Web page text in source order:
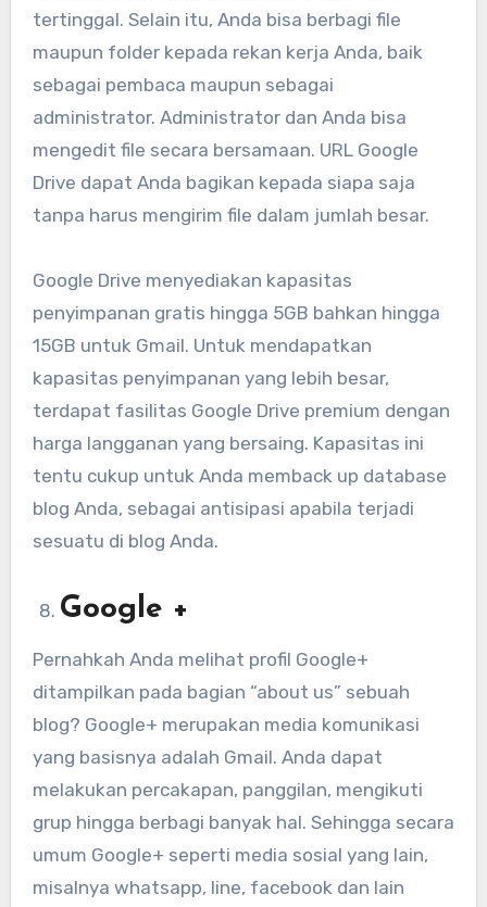
tertinggal. Selain itu, Anda bisa berbagi file
maupun folder kepada rekan kerja Anda, baik
sebagai pembaca maupun sebagai
administrator. Administrator dan Anda bisa
mengedit file secara bersamaan. URL Google
Drive dapat Anda bagikan kepada siapa saja
tanpa harus mengirim file dalam jumlah besar.
Google Drive menyediakan kapasitas
penyimpanan gratis hingga 5GB bahkan hingga
15GB untuk Gmail. Untuk mendapatkan
kapasitas penyimpanan yang lebih besar,
terdapat fasilitas Google Drive premium dengan
harga langganan yang bersaing. Kapasitas ini
tentu cukup untuk Anda memback up database
blog Anda, sebagai antisipasi apabila terjadi
sesuatu di blog Anda.
Google +
Pernahkah Anda melihat profil Google+
ditampilkan pada bagian “about us” sebuah
blog? Google+ merupakan media komunikasi
yang basisnya adalah Gmail. Anda dapat
melakukan percakapan, panggilan, mengikuti
grup hingga berbagi banyak hal. Sehingga secara
umum Google+ seperti media sosial yang lain,
misalnya whatsapp, line, facebook dan lain